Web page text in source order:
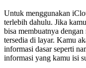
Untuk menggunakan
terlebih dahulu. Jika
bisa membuatnya
tersedia di layar. Kamu
informasi dasar seperti
informasi yang kamu isi